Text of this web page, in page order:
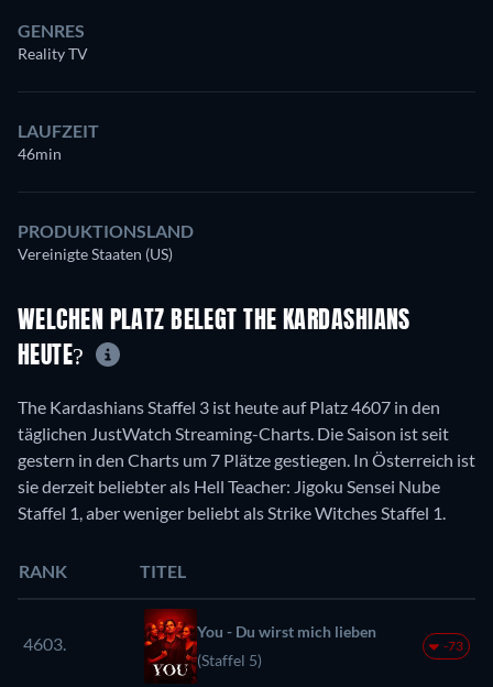
GENRES
Reality TV
LAUFZEIT
46min
PRODUKTIONSLAND
Vereinigte Staaten (US)
WELCHEN PLATZ BELEGT THE KARDASHIANS
HEUTE?
The Kardashians Staffel 3 ist heute auf Platz 4607 in den
täglichen JustWatch Streaming-Charts. Die Saison ist seit
gestern in den Charts um 7 Plätze gestiegen. In Österreich ist
sie derzeit beliebter als Hell Teacher: Jigoku Sensei Nube
Staffel 1, aber weniger beliebt als Strike Witches Staffel 1.
RANK TITEL
4603.
You - Du wirst mich lieben
(Staffel 5)
-73